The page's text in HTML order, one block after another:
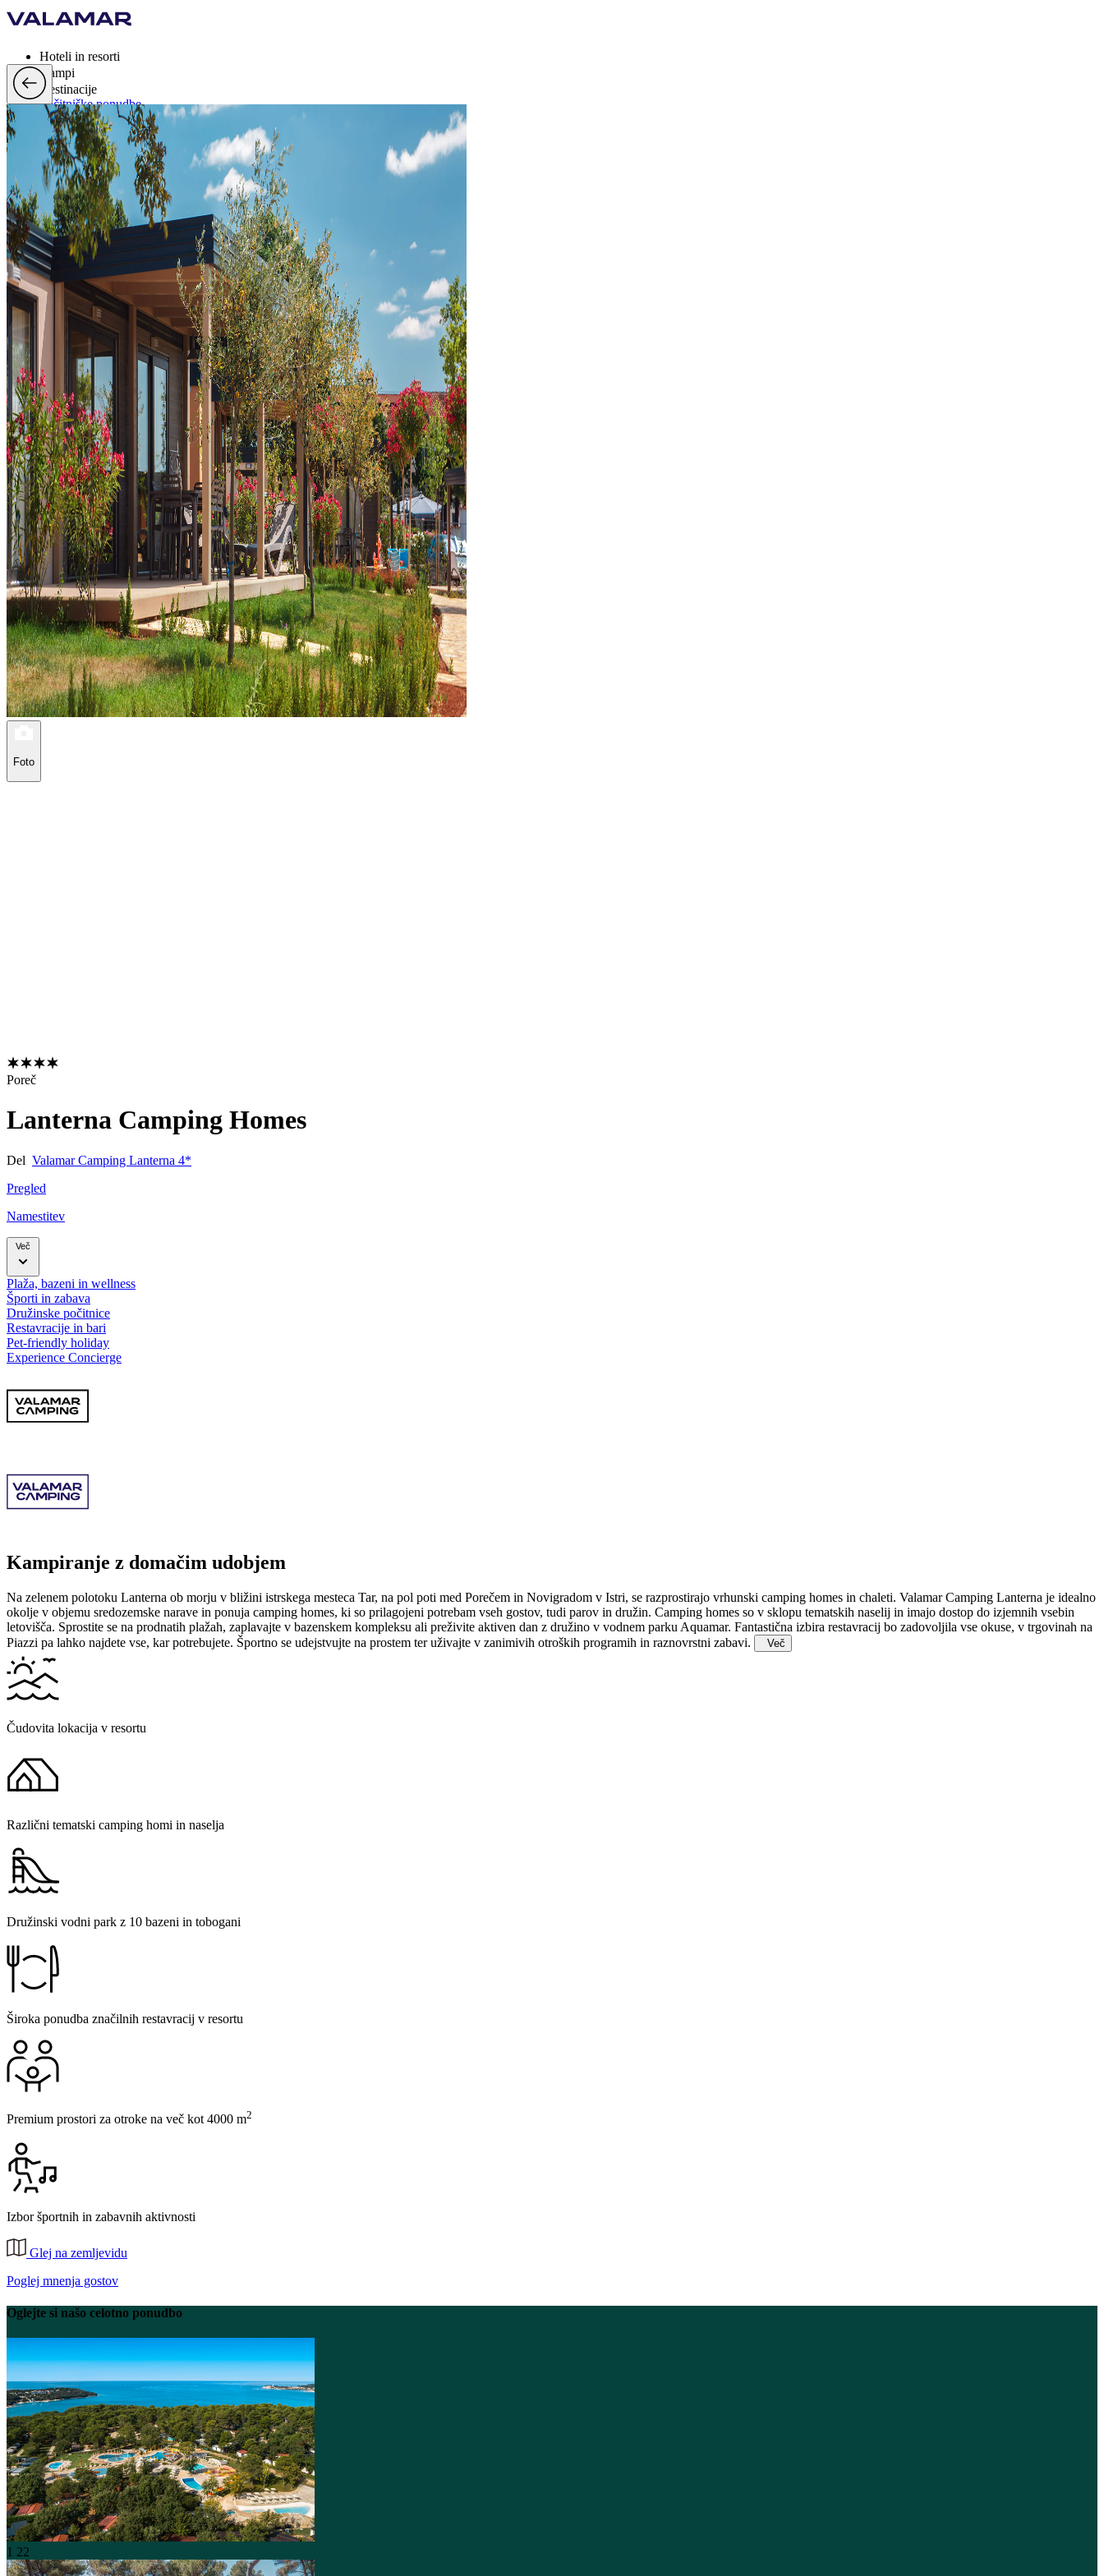
Hoteli in resorti
Kampi
Destinacije
Počitniške ponudbe
Valamar Rewards
Blagovne znamke
Več
si, EUR
Foto
Poreč
Lanterna Camping Homes
Del Valamar Camping Lanterna 4*
Pregled
Namestitev
Več
Plaža, bazeni in wellness
Športi in zabava
Družinske počitnice
Restavracije in bari
Pet-friendly holiday
Experience Concierge
Kampiranje z domačim udobjem
Na zelenem polotoku Lanterna ob morju v bližini istrskega mesteca Tar, na pol poti med Porečem in Novigradom v Istri, se razprostirajo vrhunski camping homes in chaleti. Valamar Camping Lanterna je idealno
okolje v objemu sredozemske narave in ponuja camping homes, ki so prilagojeni potrebam vseh gostov, tudi parov in družin. Camping homes so v sklopu tematskih naselij in imajo dostop do izjemnih vsebin
letovišča. Sprostite se na prodnatih plažah, zaplavajte v bazenskem kompleksu ali preživite aktiven dan z družino v vodnem parku Aquamar. Fantastična izbira restavracij bo zadovoljila vse okuse, v trgovinah na
Piazzi pa lahko najdete vse, kar potrebujete. Športno se udejstvujte na prostem ter uživajte v zanimivih otroških programih in raznovrstni zabavi.
Več
Čudovita lokacija v resortu
Različni tematski camping homi in naselja
Družinski vodni park z 10 bazeni in tobogani
Široka ponudba značilnih restavracij v resortu
Premium prostori za otroke na več kot 4000 m2
Izbor športnih in zabavnih aktivnosti
Glej na zemljevidu
Poglej mnenja gostov
Oglejte si našo celotno ponudbo
1 22